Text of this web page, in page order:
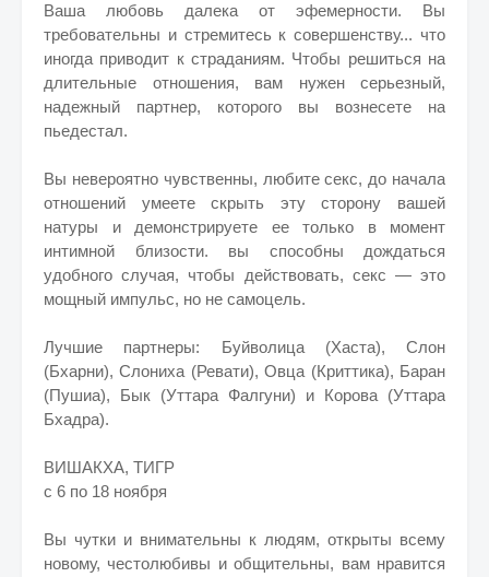
Ваша любовь далека от эфемерности. Вы
требовательны и стремитесь к совершенству... что
иногда приводит к страданиям. Чтобы решиться на
длительные отношения, вам нужен серьезный,
надежный партнер, которого вы вознесете на
пьедестал.
Вы невероятно чувственны, любите секс, до начала
отношений умеете скрыть эту сторону вашей
натуры и демонстрируете ее только в момент
интимной близости. вы способны дождаться
удобного случая, чтобы действовать, секс — это
мощный импульс, но не самоцель.
Лучшие партнеры: Буйволица (Хаста), Слон
(Бхарни), Слониха (Ревати), Овца (Криттика), Баран
(Пушиа), Бык (Уттара Фалгуни) и Корова (Уттара
Бхадра).
ВИШАКХА, ТИГР
с 6 по 18 ноября
Вы чутки и внимательны к людям, открыты всему
новому, честолюбивы и общительны, вам нравится